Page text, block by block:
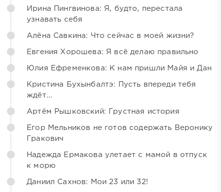
Ирина Пингвинова: Я, будто, перестала
узнавать себя
Алёна Савкина: Что сейчас в моей жизни?
Евгения Хорошева: Я всё делаю правильно
Юлия Ефременкова: К нам пришли Майя и Дан
Кристина Бухынбалтэ: Пусть впереди тебя
ждёт...
Артём Рышковский: Грустная история
Егор Мельников не готов содержать Веронику
Гракович
Надежда Ермакова улетает с мамой в отпуск
к морю
Даниил Сахнов: Мои 23 или 32!